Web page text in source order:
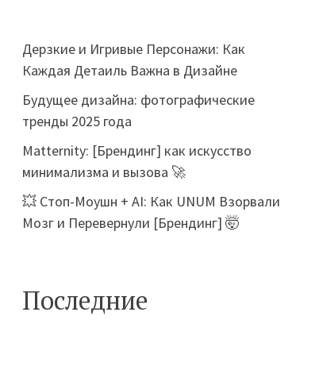
Дерзкие и Игривые Персонажи: Как
Каждая Детаиль Важна в Дизайне
Будущее дизайна: фотографические
тренды 2025 года
Matternity: [Брендинг] как искусство
минимализма и вызова 🚀
💥 Стоп-Моушн + AI: Как UNUM Взорвали
Мозг и Перевернули [Брендинг] 🤯
Последние